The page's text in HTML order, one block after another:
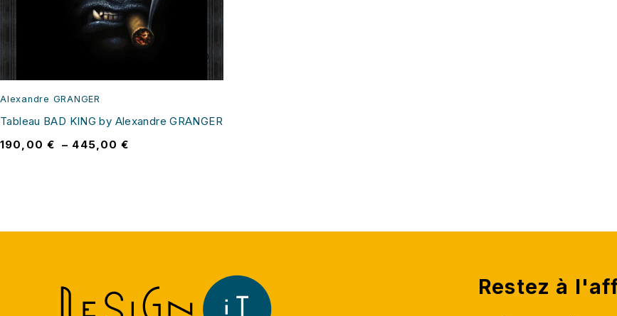
Alexandre GRANGER
Tableau BAD KING by Alexandre GRANGER
190,00 € – 445,00€
Restez à